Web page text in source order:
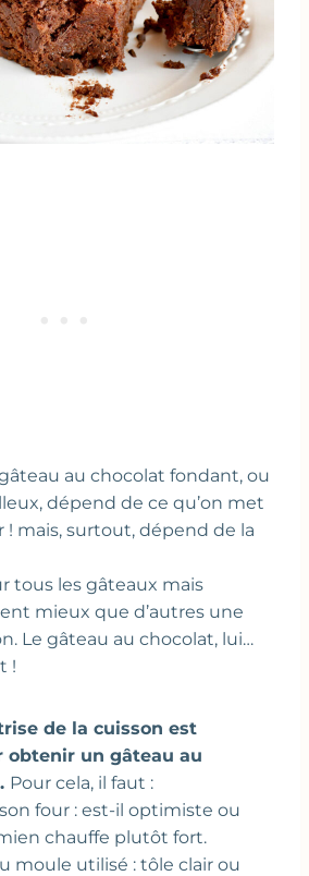
au chocolat fondant, ou
dépend de ce qu’on met
mais, surtout, dépend de la
tous les gâteaux mais
mieux que d’autres une
Le gâteau au chocolat, lui…
!
de la cuisson est
obtenir un gâteau au
Pour cela, il faut :
four : est-il optimiste ou
chauffe plutôt fort.
moule utilisé : tôle clair ou